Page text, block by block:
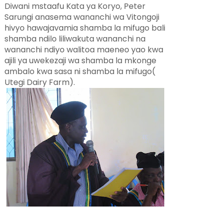
Diwani mstaafu Kata ya Koryo, Peter
Sarungi anasema wananchi wa Vitongoji
hivyo hawajavamia shamba la mifugo bali
shamba ndilo liliwakuta wananchi na
wananchi ndiyo walitoa maeneo yao kwa
ajili ya uwekezaji wa shamba la mkonge
ambalo kwa sasa ni shamba la mifugo(
Utegi Dairy Farm).